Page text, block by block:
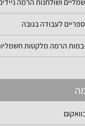
לעבודה בגובה
הרמה מלקטות